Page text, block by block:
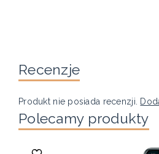
Recenzje
Produkt nie posiada recenzji.
Polecamy produkty